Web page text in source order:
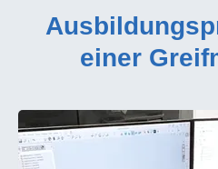
einer